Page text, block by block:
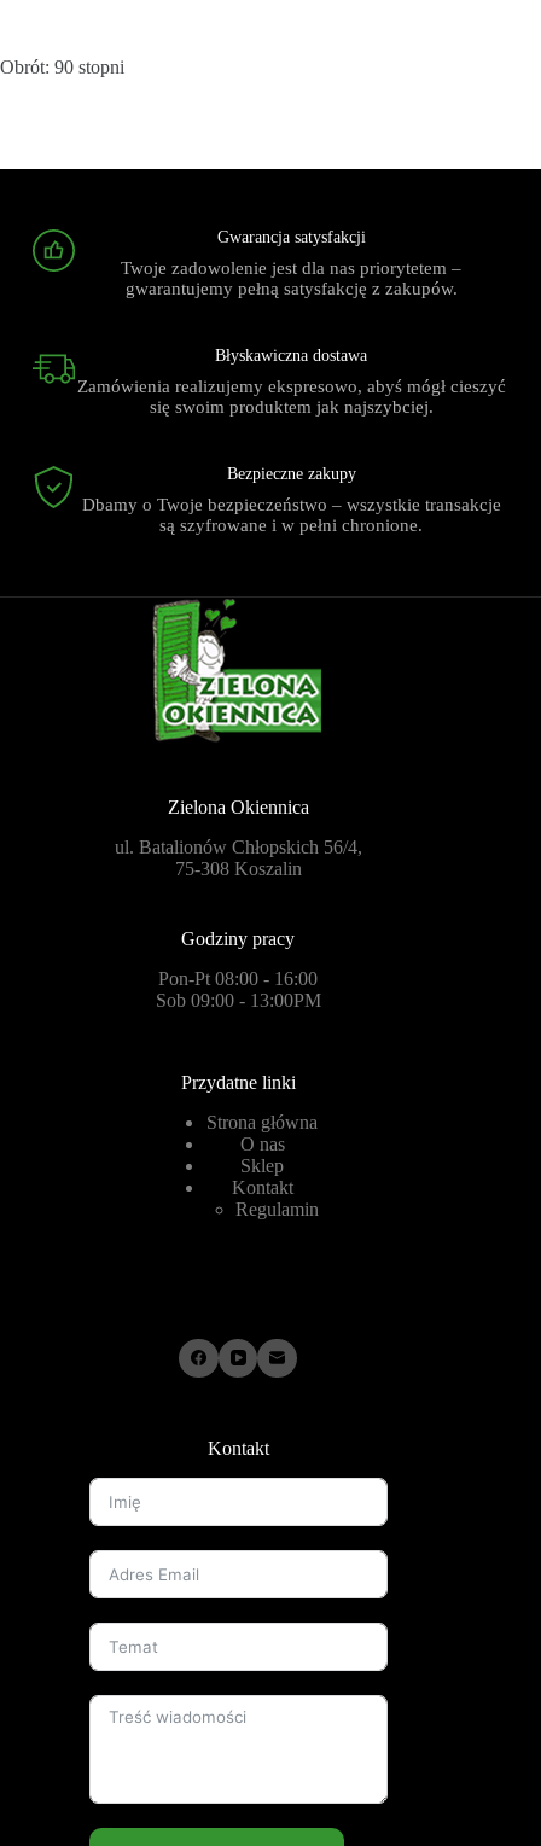
Obrót: 90 stopni
Gwarancja satysfakcji
Twoje zadowolenie jest dla nas priorytetem –
gwarantujemy pełną satysfakcję z zakupów.
Błyskawiczna dostawa
Zamówienia realizujemy ekspresowo, abyś mógł cieszyć
się swoim produktem jak najszybciej.
Bezpieczne zakupy
Dbamy o Twoje bezpieczeństwo – wszystkie transakcje
są szyfrowane i w pełni chronione.
Zielona Okiennica
ul. Batalionów Chłopskich 56/4,
75-308 Koszalin
Godziny pracy
Pon-Pt 08:00 - 16:00
Sob 09:00 - 13:00PM
Przydatne linki
Strona główna
O nas
Sklep
Kontakt
Regulamin
Kontakt